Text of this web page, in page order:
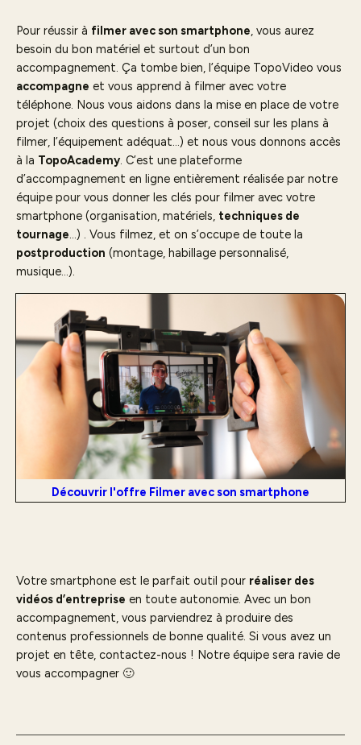
Pour réussir à filmer avec son smartphone, vous aurez
besoin du bon matériel et surtout d’un bon
accompagnement. Ça tombe bien, l’équipe TopoVideo vous
accompagne et vous apprend à filmer avec votre
téléphone. Nous vous aidons dans la mise en place de votre
projet (choix des questions à poser, conseil sur les plans à
filmer, l’équipement adéquat…) et nous vous donnons accès
à la TopoAcademy. C’est une plateforme
d’accompagnement en ligne entièrement réalisée par notre
équipe pour vous donner les clés pour filmer avec votre
smartphone (organisation, matériels, techniques de
tournage…) . Vous filmez, et on s’occupe de toute la
postproduction (montage, habillage personnalisé,
musique…).
Découvrir l'offre Filmer avec son smartphone
Votre smartphone est le parfait outil pour réaliser des
vidéos d’entreprise en toute autonomie. Avec un bon
accompagnement, vous parviendrez à produire des
contenus professionnels de bonne qualité. Si vous avez un
projet en tête, contactez-nous ! Notre équipe sera ravie de
vous accompagner 🙂